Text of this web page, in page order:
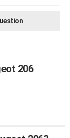
206